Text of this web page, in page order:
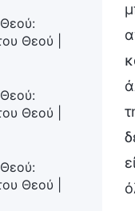
Θεού |
Θεού |
Θεού |